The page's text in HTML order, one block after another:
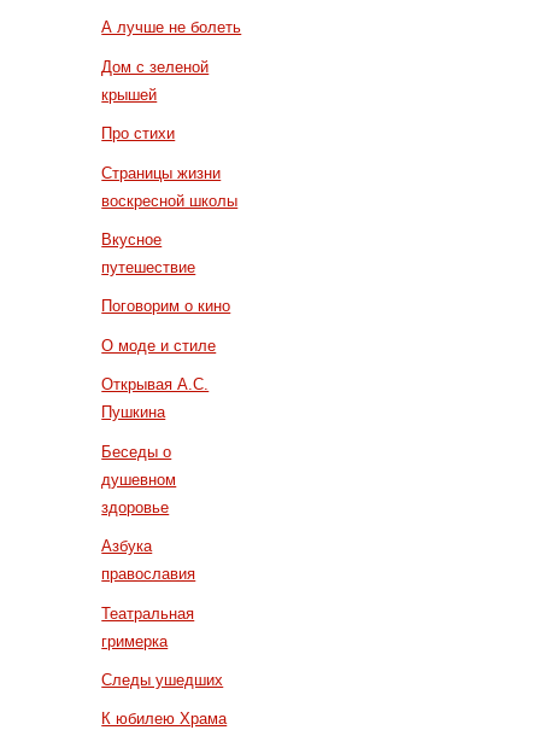
А лучше не болеть
Дом с зеленой
крышей
Про стихи
Страницы жизни
воскресной школы
Вкусное
путешествие
Поговорим о кино
О моде и стиле
Открывая А.С.
Пушкина
Беседы о
душевном
здоровье
Азбука
православия
Театральная
гримерка
Следы ушедших
К юбилею Храма